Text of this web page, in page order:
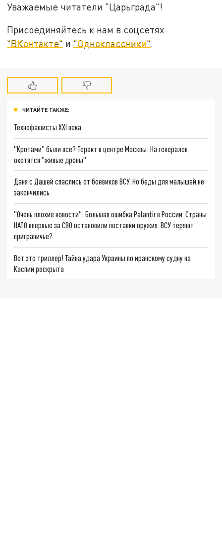
Уважаемые читатели "Царьграда"!
Присоединяйтесь к нам в соцсетях
"ВКонтакте" и "Одноклассники".
ЧИТАЙТЕ ТАКЖЕ:
Технофашисты XXI века
"Кротами" были все? Теракт в центре Москвы: На генералов
охотятся "живые дроны"
Даня с Дашей спаслись от боевиков ВСУ. Но беды для малышей не
закончились
"Очень плохие новости": Большая ошибка Palantir в России. Страны
НАТО впервые за СВО остановили поставки оружия. ВСУ теряют
приграничье?
Вот это триллер! Тайна удара Украины по иранскому судну на
Каспии раскрыта